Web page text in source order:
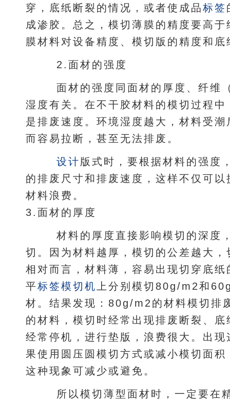
穿，底纸断裂的情况，或者使成品标签
成渗胶。总之，模切薄膜的精度要高
膜材料对设备精度、模切版的精度和
2.面材的强度
面材的强度同面材的厚度、纤维
湿度有关。在不干胶材料的模切过程
是排废速度。环境湿度越大，材料受
而容易拉断，甚至无法排废。
设计版式时，要根据材料的强度
的排废尺寸和排废速度，这样不仅可
材料浪费。
3.面材的厚度
材料的厚度直接影响模切的深度
切。因为材料越厚，模切的公差越大
相对而言，材料薄，容易出现切穿底
平标签模切机 上分别模切80g/m2和
材。结果发现：80g/m2的材料模切排
的材料，模切时经常出现排废断裂、
经常停机，进行垫版，浪费很大。出
果使用圆压圆模切方式或减小模切面
这种现象可减少或避免。
所以模切薄型面材时，一定要在